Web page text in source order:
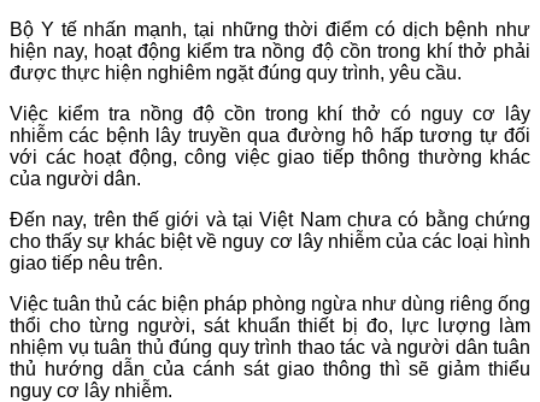
Bộ Y tế nhấn mạnh, tại những thời điểm có dịch bệnh như
hiện nay, hoạt động kiểm tra nồng độ cồn trong khí thở phải
được thực hiện nghiêm ngặt đúng quy trình, yêu cầu.
Việc kiểm tra nồng độ cồn trong khí thở có nguy cơ lây
nhiễm các bệnh lây truyền qua đường hô hấp tương tự đối
với các hoạt động, công việc giao tiếp thông thường khác
của người dân.
Đến nay, trên thế giới và tại Việt Nam chưa có bằng chứng
cho thấy sự khác biệt về nguy cơ lây nhiễm của các loại hình
giao tiếp nêu trên.
Việc tuân thủ các biện pháp phòng ngừa như dùng riêng ống
thổi cho từng người, sát khuẩn thiết bị đo, lực lượng làm
nhiệm vụ tuân thủ đúng quy trình thao tác và người dân tuân
thủ hướng dẫn của cánh sát giao thông thì sẽ giảm thiểu
nguy cơ lây nhiễm.